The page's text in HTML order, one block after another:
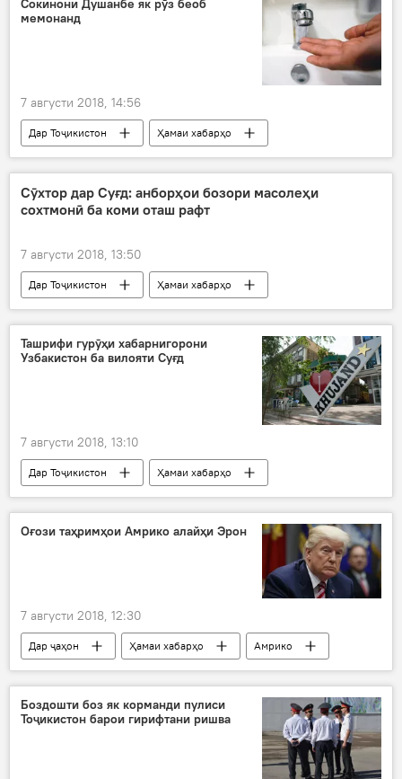
Сокинони Душанбе як рӯз беоб
мемонанд
7 августи 2018, 14:56
Дар Тоҷикистон
Ҳамаи хабарҳо
шаҳрдорӣ
шаҳр
обрасонӣ
об
қатъ
Душанбе
Рустами Эмомалӣ
Сӯхтор дар Суғд: анборҳои бозори масолеҳи
сохтмонӣ ба коми оташ рафт
7 августи 2018, 13:50
Дар Тоҷикистон
Ҳамаи хабарҳо
анбор
бозор
сӯхтор
оташнишонӣ
Суғд
Ташрифи гурӯҳи хабарнигорони
Узбакистон ба вилояти Суғд
7 августи 2018, 13:10
Дар Тоҷикистон
Ҳамаи хабарҳо
Узбакистон
ҳамкорӣ
боздид
хабарнигор
Суғд Хуҷанд
Оғози таҳримҳои Амрико алайҳи Эрон
7 августи 2018, 12:30
Дар ҷаҳон Ҳамаи хабарҳо
Амрико
Эрон
иқтисодӣ
таҳримҳо
Боздошти боз як корманди пулиси
Тоҷикистон барои гирифтани ришва